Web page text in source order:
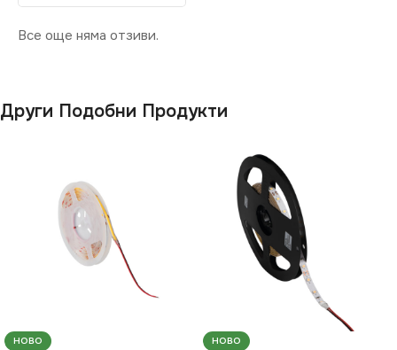
Все още няма отзиви.
Други Подобни Продукти
НОВО НОВО